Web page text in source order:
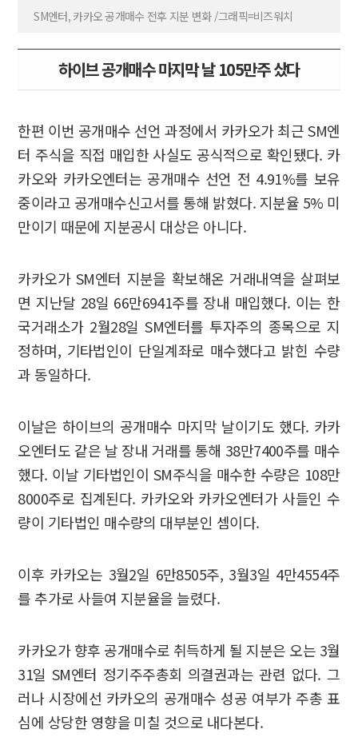
SM엔터, 카카오 공개매수 전후 지분 변화 /그래픽=비즈워치
하이브 공개매수 마지막 날 105만주 샀다
한편 이번 공개매수 선언 과정에서 카카오가 최근 SM엔
터 주식을 직접 매입한 사실도 공식적으로 확인됐다. 카
카오와 카카오엔터는 공개매수 선언 전 4.91%를 보유
중이라고 공개매수신고서를 통해 밝혔다. 지분율 5% 미
만이기 때문에 지분공시 대상은 아니다.
카카오가 SM엔터 지분을 확보해온 거래내역을 살펴보
면 지난달 28일 66만6941주를 장내 매입했다. 이는 한
국거래소가 2월28일 SM엔터를 투자주의 종목으로 지
정하며, 기타법인이 단일계좌로 매수했다고 밝힌 수량
과 동일하다.
이날은 하이브의 공개매수 마지막 날이기도 했다. 카카
오엔터도 같은 날 장내 거래를 통해 38만7400주를 매수
했다. 이날 기타법인이 SM주식을 매수한 수량은 108만
8000주로 집계된다. 카카오와 카카오엔터가 사들인 수
량이 기타법인 매수량의 대부분인 셈이다.
이후 카카오는 3월2일 6만8505주, 3월3일 4만4554주
를 추가로 사들여 지분율을 늘렸다.
카카오가 향후 공개매수로 취득하게 될 지분은 오는 3월
31일 SM엔터 정기주주총회 의결권과는 관련 없다. 그
러나 시장에선 카카오의 공개매수 성공 여부가 주총 표
심에 상당한 영향을 미칠 것으로 내다본다.